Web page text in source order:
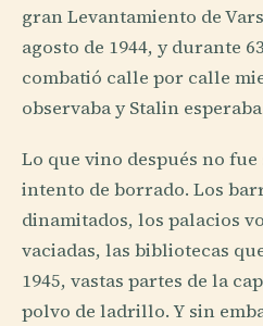
gran Levantamiento de
agosto de 1944, y durante
combatió calle por calle
observaba y Stalin
Lo que vino después no
intento de borrado. Los
dinamitados, los palacios
vaciadas, las bibliotecas
1945, vastas partes de la
polvo de ladrillo. Y sin